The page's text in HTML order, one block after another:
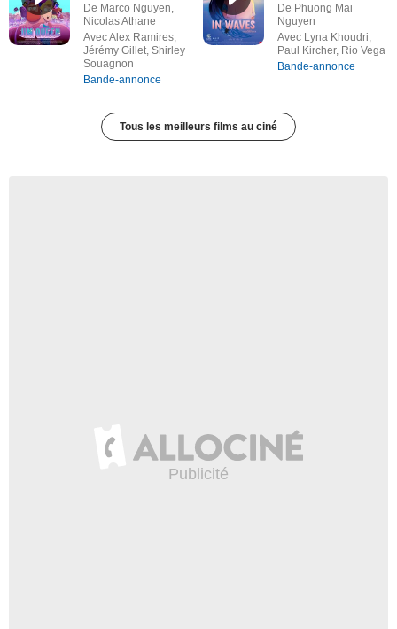
De Marco Nguyen,
Nicolas Athane
Avec Alex Ramires,
Jérémy Gillet, Shirley
Souagnon
Bande-annonce
De Phuong Mai
Nguyen
Avec Lyna Khoudri,
Paul Kircher, Rio Vega
Bande-annonce
Tous les meilleurs films au ciné